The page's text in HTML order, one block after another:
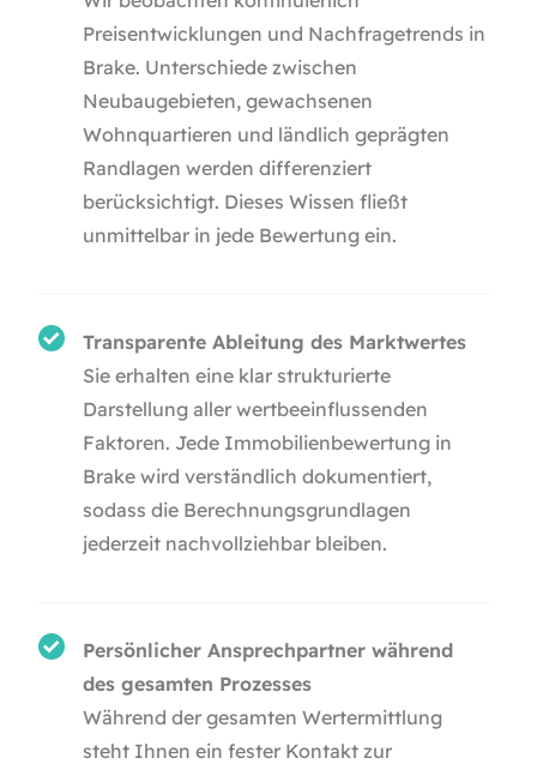
Preisentwicklungen und Nachfragetrends in
Brake. Unterschiede zwischen
Neubaugebieten, gewachsenen
Wohnquartieren und ländlich geprägten
Randlagen werden differenziert
berücksichtigt. Dieses Wissen fließt
unmittelbar in jede Bewertung ein.
Transparente Ableitung des Marktwertes
Sie erhalten eine klar strukturierte
Darstellung aller wertbeeinflussenden
Faktoren. Jede Immobilienbewertung in
Brake wird verständlich dokumentiert,
sodass die Berechnungsgrundlagen
jederzeit nachvollziehbar bleiben.
Persönlicher Ansprechpartner während
des gesamten Prozesses
Während der gesamten Wertermittlung
steht Ihnen ein fester Kontakt zur